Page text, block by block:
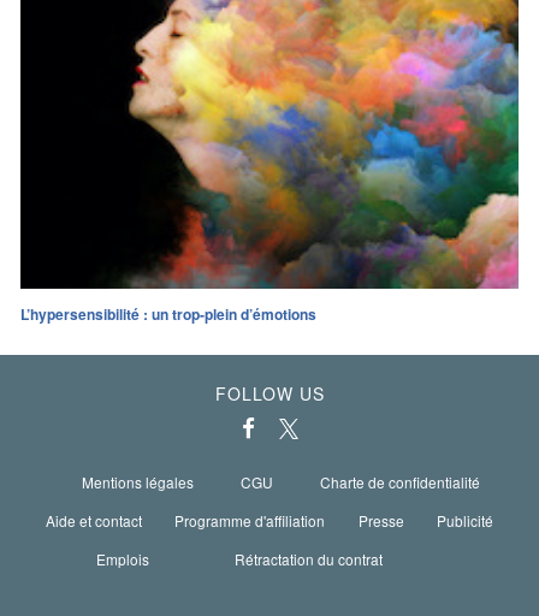
L’hypersensibilité : un trop-plein d’émotions
FOLLOW US
Mentions légales CGU
Charte de confidentialité
Aide et contact
Programme d'affiliation Presse
Publicité
Emplois
Rétractation du contrat